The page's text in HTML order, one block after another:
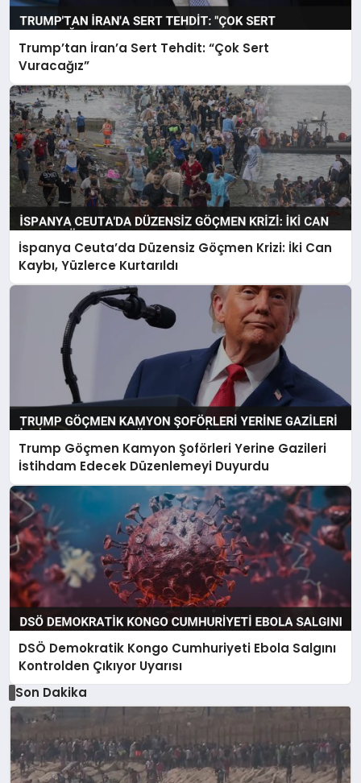
Trump’tan İran’a Sert Tehdit: “Çok Sert
Vuracağız”
İspanya Ceuta’da Düzensiz Göçmen Krizi: İki Can
Kaybı, Yüzlerce Kurtarıldı
Trump Göçmen Kamyon Şoförleri Yerine Gazileri
İstihdam Edecek Düzenlemeyi Duyurdu
DSÖ Demokratik Kongo Cumhuriyeti Ebola Salgını
Kontrolden Çıkıyor Uyarısı
Son Dakika